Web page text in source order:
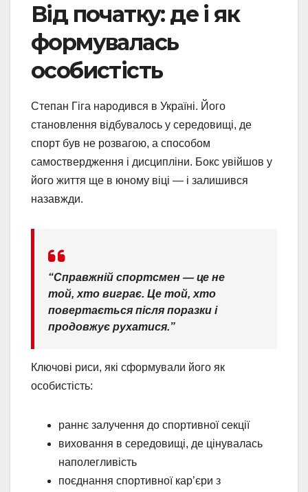
Від початку: де і як
формувалась
особистість
Степан Гіга народився в Україні. Його
становлення відбувалось у середовищі, де
спорт був не розвагою, а способом
самоствердження і дисципліни. Бокс увійшов у
його життя ще в юному віці — і залишився
назавжди.
“Справжній спортсмен — це не
той, хто виграє. Це той, хто
повертається після поразки і
продовжує рухатися.”
Ключові риси, які сформували його як
особистість:
раннє залучення до спортивної секції
виховання в середовищі, де цінувалась
наполегливість
поєднання спортивної кар’єри з